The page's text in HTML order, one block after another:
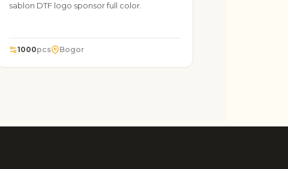
sablon DTF logo sponsor full color.
1000pcs Bogor